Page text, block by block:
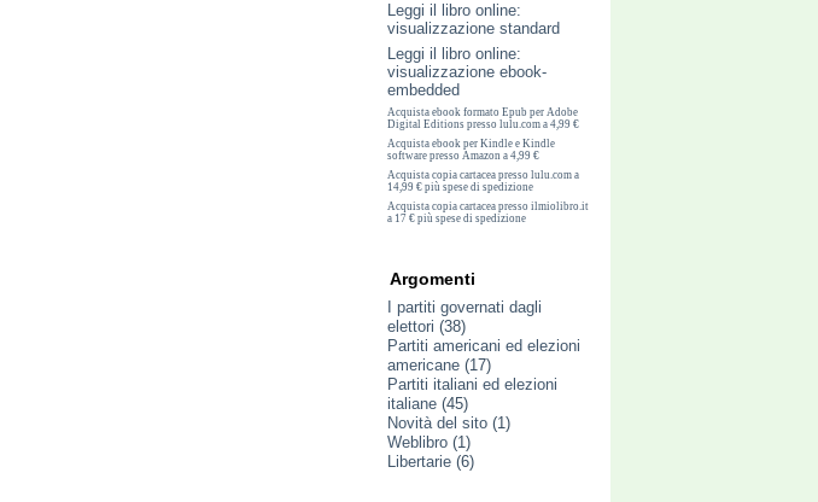
Leggi il libro online:
visualizzazione standard
Leggi il libro online:
visualizzazione ebook-
embedded
Acquista ebook formato Epub per Adobe
Digital Editions presso lulu.com a 4,99 €
Acquista ebook per Kindle e Kindle
software presso Amazon a 4,99 €
Acquista copia cartacea presso lulu.com a
14,99 € più spese di spedizione
Acquista copia cartacea presso ilmiolibro.it
a 17 € più spese di spedizione
Argomenti
I partiti governati dagli
elettori (38)
Partiti americani ed elezioni
americane (17)
Partiti italiani ed elezioni
italiane (45)
Novità del sito (1)
Weblibro (1)
Libertarie (6)